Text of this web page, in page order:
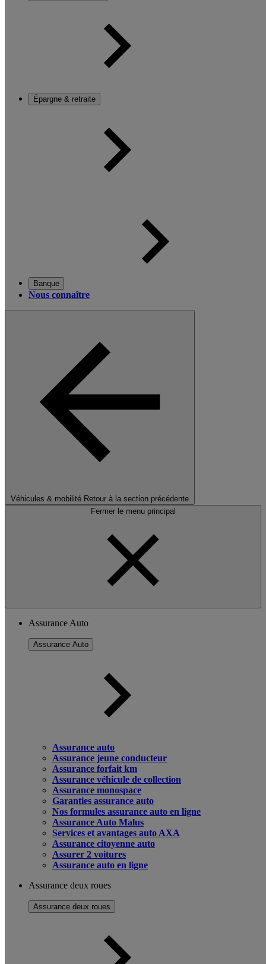
Épargne & retraite
Banque
Nous connaître
Véhicules & mobilité Retour à la section précédente
Fermer le menu principal
Assurance Auto
Assurance Auto
Assurance auto
Assurance jeune conducteur
Assurance forfait km
Assurance véhicule de collection
Assurance monospace
Garanties assurance auto
Nos formules assurance auto en ligne
Assurance Auto Malus
Services et avantages auto AXA
Assurance citoyenne auto
Assurer 2 voitures
Assurance auto en ligne
Assurance deux roues
Assurance deux roues